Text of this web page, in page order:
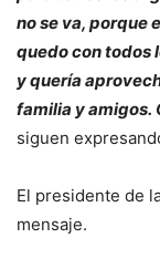
no se va, porque
quedo con todos
y quería
familia y amigos.
siguen
El presidente de
mensaje.